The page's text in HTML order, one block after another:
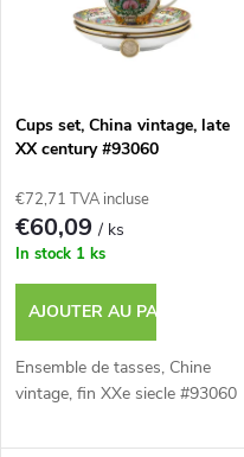
p
r
o
d
u
i
e
d
e
s
p
r
Cups set, China vintage, late
XX century #93060
€72,71 TVA incluse
€60,09/ ks
In stock 1 ks
AJOUTER AU PANIER
Ensemble de tasses, Chine
vintage, fin XXe siecle #93060